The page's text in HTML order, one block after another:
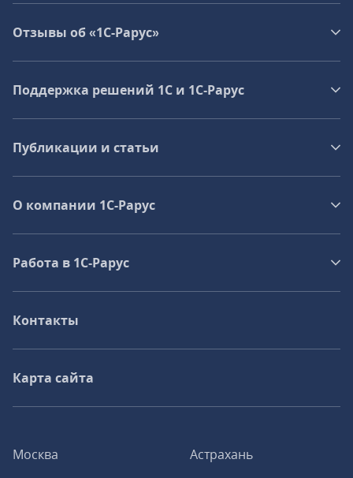
Москва
Астрахань
Отзывы об «1С-Рарус»
Поддержка решений 1С и 1С‑Рарус
Публикации и статьи
О компании 1C-Рарус
Работа в 1С‑Рарус
Контакты
Карта сайта